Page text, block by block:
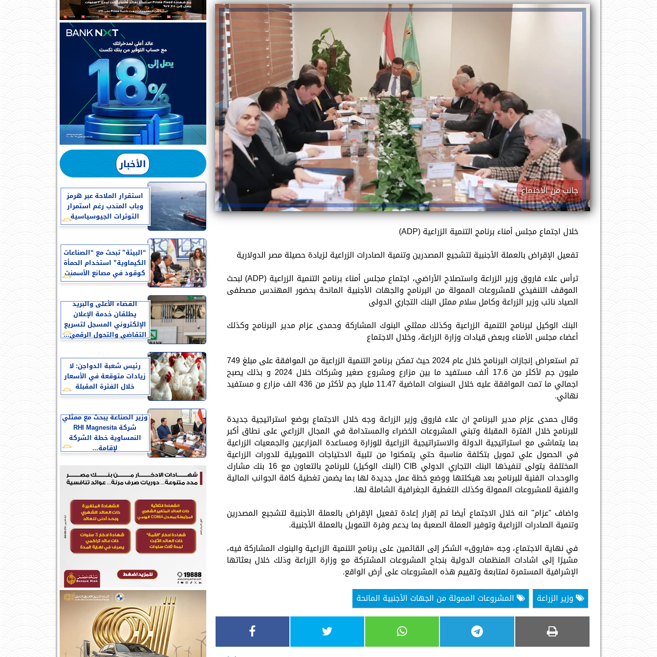
جانب من الاجتماع
خلال اجتماع مجلس أمناء برنامج التنمية الزراعية (ADP)
تفعيل الإقراض بالعملة الأجنبية لتشجيع المصدرين وتنمية الصادرات الزراعية لزيادة حصيلة مصر الدولارية
ترأس علاء فاروق وزير الزراعة واستصلاح الأراضي، اجتماع مجلس أمناء برنامج التنمية الزراعية (ADP) لبحث
الموقف التنفيذي للمشروعات الممولة من البرنامج والجهات الأجنبية المانحة بحضور المهندس مصطفى
الصياد نائب وزير الزراعة وكامل سلام ممثل البنك التجاري الدولى
البنك الوكيل لبرنامج التنمية الزراعية وكذلك ممثلي البنوك المشاركة وحمدى عزام مدير البرنامج وكذلك
أعضاء مجلس الأمناء وبعض قيادات وزارة الزراعة، وخلال الاجتماع
تم استعراض إنجازات البرنامج خلال عام 2024 حيث تمكن برنامج التنمية الزراعية من الموافقة على مبلغ 749
مليون جم لأكثر من 17.6 ألف مستفيد ما بين مزارع ومشروع صغير وشركات خلال 2024 و بذلك يصبح
اجمالي ما تمت الموافقة عليه خلال السنوات الماضية 11.47 مليار جم لأكثر من 436 الف مزارع و مستفيد
نهائي.
وقال حمدى عزام مدير البرنامج ان علاء فاروق وزير الزراعة وجه خلال الاجتماع بوضع استراتيجية جديدة
للبرنامج خلال الفترة المقبلة وتبني المشروعات الخضراء والمستدامة في المجال الزراعي على نطاق أكبر
بما يتماشى مع استراتيجية الدولة والاستراتيجية الزراعية للوزارة ومساعدة المزارعين والجمعيات الزراعية
في الحصول علي تمويل بتكلفة مناسبة حتي يتمكنوا من تلبية الاحتياجات التمويلية للدورات الزراعية
المختلفة يتولى تنفيذها البنك التجاري الدولي CIB (البنك الوكيل) للبرنامج بالتعاون مع 16 بنك مشارك
والوحدات الفنية للبرنامج بعد هيكلتها ووضع خطة عمل جديدة لها بما يضمن تغطية كافة الجوانب المالية
والفنية للمشروعات الممولة وكذلك التغطية الجغرافية الشاملة لها.
واضاف "عزام" انه خلال الاجتماع أيضا تم إقرار إعادة تفعيل الإقراض بالعملة الأجنبية لتشجيع المصدرين
وتنمية الصادرات الزراعية وتوفير العملة الصعبة بما يدعم وفرة التمويل بالعملة الأجنبية.
في نهاية الاجتماع، وجه «فاروق» الشكر إلى القائمين على برنامج التنمية الزراعية والبنوك المشاركة فيه،
مشيرًا إلى اشادات المنظمات الدولية بنجاح المشروعات المشتركة مع وزارة الزراعة وذلك خلال بعثاتها
الإشرافية المستمرة لمتابعة وتقييم هذه المشروعات على أرض الواقع.
وزير الزراعة
المشروعات الممولة من الجهات الأجنبية المانحة
الأخبار
استقرار الملاحة عبر هرمز
وباب المندب رغم استمرار
التوترات الجيوسياسية
“البيئة” تبحث مع “الصناعات
الكيماوية” استخدام الحمأة
كوقود في مصانع الأسمنت
القضاء الأعلى والبريد
يطلقان خدمة الإعلان
الإلكتروني المسجل لتسريع
التقاضي والتحول الرقمي...
رئيس شعبة الدواجن: لا
زيادات متوقعة في الأسعار
خلال الفترة المقبلة
وزير الصناعة يبحث مع ممثلي
شركة RHI Magnesita
النمساوية خطة الشركة
لإقامة...